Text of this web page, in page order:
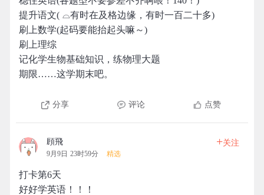
提升语文( ⌓有时在及格边缘，有时一百二十多)
刷上数学(起码要能抬起头嘛～)
刷上理综
记化学生物基础知识，练物理大题
期限……这学期末吧。
分享 评论 点赞
頋飛
9月9日 23时59分 精选
+关注
打卡第6天
好好学英语！！！